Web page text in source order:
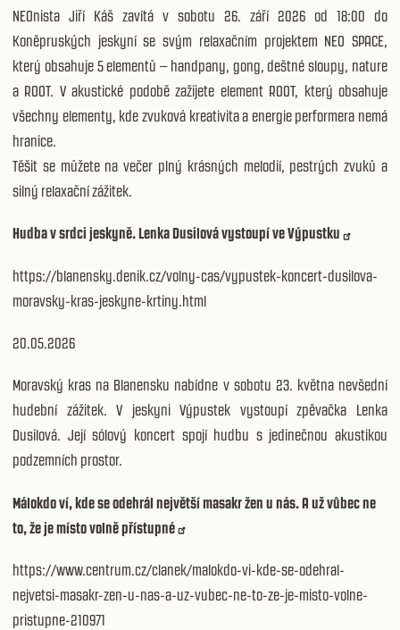
NEOnista Jiří Káš zavítá v sobotu 26. září 2026 od 18:00 do
Koněpruských jeskyní se svým relaxačním projektem NEO SPACE,
který obsahuje 5 elementů – handpany, gong, deštné sloupy, nature
a ROOT. V akustické podobě zažijete element ROOT, který obsahuje
všechny elementy, kde zvuková kreativita a energie performera nemá
hranice.
Těšit se můžete na večer plný krásných melodií, pestrých zvuků a
silný relaxační zážitek.
Hudba v srdci jeskyně. Lenka Dusilová vystoupí ve Výpustku
https://blanensky.denik.cz/volny-cas/vypustek-koncert-dusilova-
moravsky-kras-jeskyne-krtiny.html
20.05.2026
Moravský kras na Blanensku nabídne v sobotu 23. května nevšední
hudební zážitek. V jeskyni Výpustek vystoupí zpěvačka Lenka
Dusilová. Její sólový koncert spojí hudbu s jedinečnou akustikou
podzemních prostor.
Málokdo ví, kde se odehrál největší masakr žen u nás. A už vůbec ne
to, že je místo volně přístupné
https://www.centrum.cz/clanek/malokdo-vi-kde-se-odehral-
nejvetsi-masakr-zen-u-nas-a-uz-vubec-ne-to-ze-je-misto-volne-
pristupne-210971